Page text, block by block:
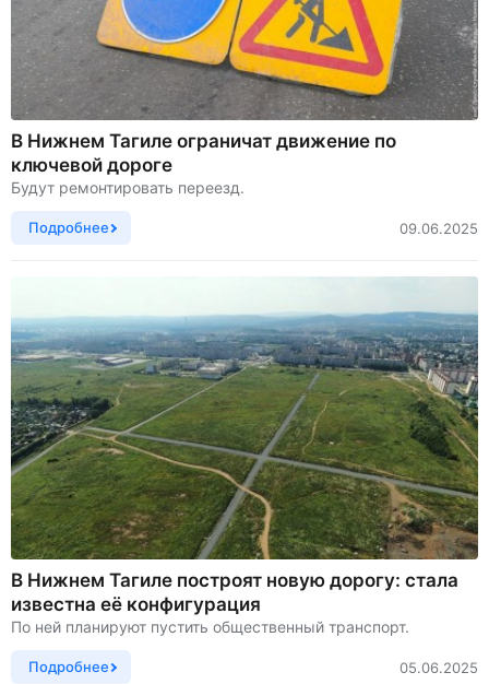
В Нижнем Тагиле ограничат движение по
ключевой дороге
Будут ремонтировать переезд.
Подробнее 09.06.2025
В Нижнем Тагиле построят новую дорогу: стала
известна её конфигурация
По ней планируют пустить общественный транспорт.
Подробнее 05.06.2025